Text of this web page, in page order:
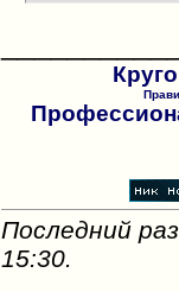
Последний
15:30.